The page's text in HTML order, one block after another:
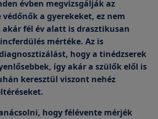
évben megvizsgálják az
a gyerekeket, ez nem
akár fél év alatt is drasztikusan
mértéke. Az is
hogy a tinédzserek
így akár a szülők elől is
keresztül viszont nehéz
hogy félévente mérjék